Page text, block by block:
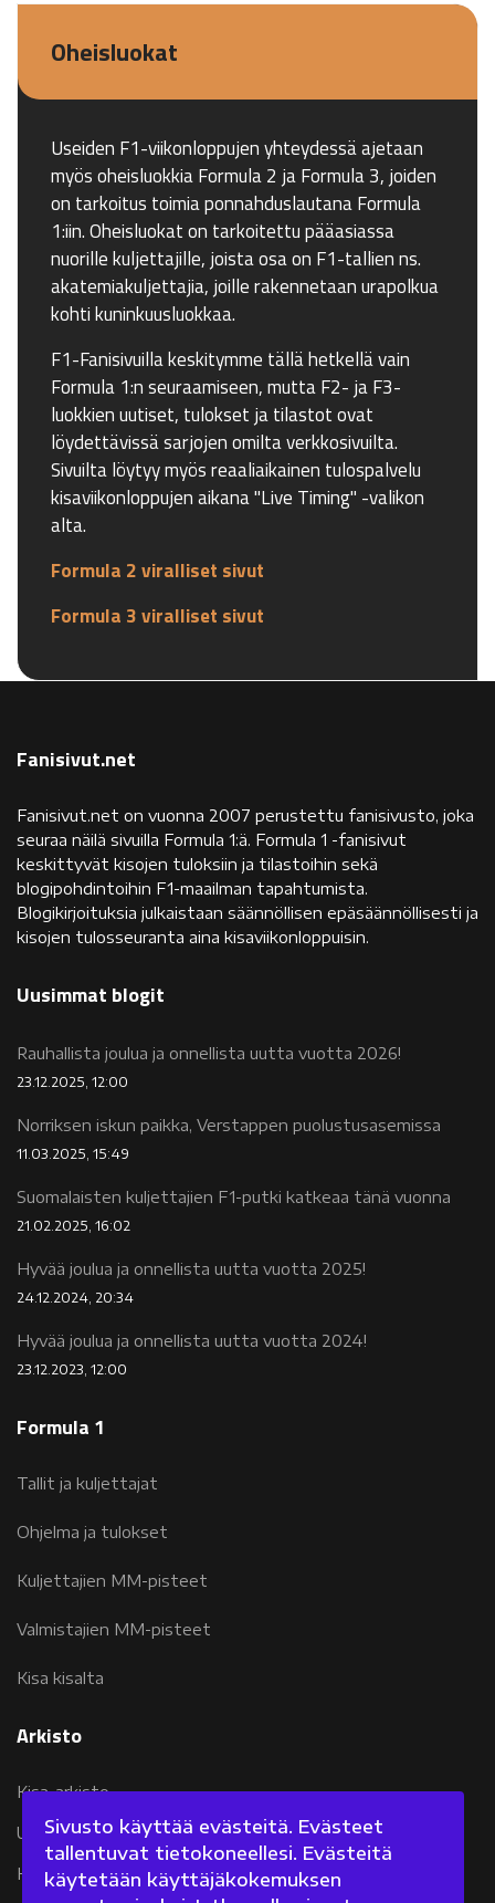
Oheisluokat
Useiden F1-viikonloppujen yhteydessä ajetaan
myös oheisluokkia Formula 2 ja Formula 3, joiden
on tarkoitus toimia ponnahduslautana Formula
1:iin. Oheisluokat on tarkoitettu pääasiassa
nuorille kuljettajille, joista osa on F1-tallien ns.
akatemiakuljettajia, joille rakennetaan urapolkua
kohti kuninkuusluokkaa.
F1-Fanisivuilla keskitymme tällä hetkellä vain
Formula 1:n seuraamiseen, mutta F2- ja F3-
luokkien uutiset, tulokset ja tilastot ovat
löydettävissä sarjojen omilta verkkosivuilta.
Sivuilta löytyy myös reaaliaikainen tulospalvelu
kisaviikonloppujen aikana "Live Timing" -valikon
alta.
Formula 2 viralliset sivut
Formula 3 viralliset sivut
Fanisivut.net
Fanisivut.net on vuonna 2007 perustettu fanisivusto, joka
seuraa näilä sivuilla Formula 1:ä. Formula 1 -fanisivut
keskittyvät kisojen tuloksiin ja tilastoihin sekä
blogipohdintoihin F1-maailman tapahtumista.
Blogikirjoituksia julkaistaan säännöllisen epäsäännöllisesti ja
kisojen tulosseuranta aina kisaviikonloppuisin.
Uusimmat blogit
Rauhallista joulua ja onnellista uutta vuotta 2026!
23.12.2025, 12:00
Norriksen iskun paikka, Verstappen puolustusasemissa
11.03.2025, 15:49
Suomalaisten kuljettajien F1-putki katkeaa tänä vuonna
21.02.2025, 16:02
Hyvää joulua ja onnellista uutta vuotta 2025!
24.12.2024, 20:34
Hyvää joulua ja onnellista uutta vuotta 2024!
23.12.2023, 12:00
Formula 1
Tallit ja kuljettajat
Ohjelma ja tulokset
Kuljettajien MM-pisteet
Valmistajien MM-pisteet
Kisa kisalta
Arkisto
Kisa-arkisto
Uutisarkisto 2007-2011
Kolumniarkisto 2007-2011
Sivusto käyttää evästeitä. Evästeet
tallentuvat tietokoneellesi. Evästeitä
käytetään käyttäjäkokemuksen